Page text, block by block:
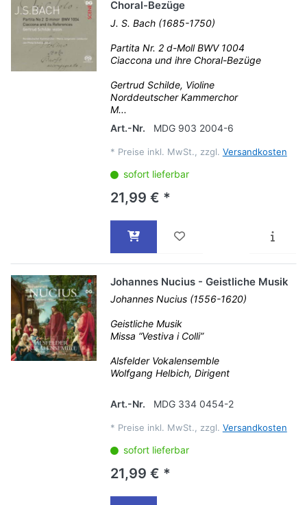
Choral-Bezüge
J. S. Bach (1685-1750)
Partita Nr. 2 d-Moll BWV 1004
Ciaccona und ihre Choral-Bezüge
Gertrud Schilde, Violine
Norddeutscher Kammerchor
M...
Art.-Nr.
MDG 903 2004-6
* Preise inkl. MwSt., zzgl. Versandkosten
sofort lieferbar
21,99 € *
Johannes Nucius - Geistliche Musik
Johannes Nucius (1556-1620)
Geistliche Musik
Missa “Vestiva i Colli”
Alsfelder Vokalensemble
Wolfgang Helbich, Dirigent
Art.-Nr. MDG 334 0454-2
* Preise inkl. MwSt., zzgl. Versandkosten
sofort lieferbar
21,99 € *